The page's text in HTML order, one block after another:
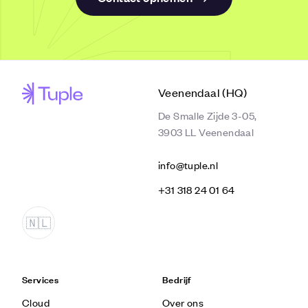
Veenendaal (HQ)
De Smalle Zijde 3-05,
3903 LL Veenendaal
info@tuple.nl
‭+31 318 24 01 64‬
Services
Cloud
Bedrijf
Over ons